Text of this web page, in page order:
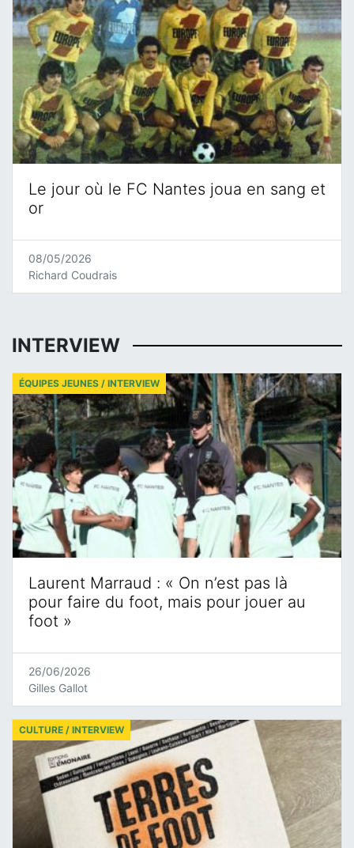
Le jour où le FC Nantes joua en sang et
or
08/05/2026
Richard Coudrais
INTERVIEW
Laurent Marraud : « On n’est pas là
pour faire du foot, mais pour jouer au
foot »
ÉQUIPES JEUNES / INTERVIEW
26/06/2026
Gilles Gallot
CULTURE / INTERVIEW